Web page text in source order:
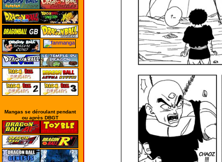
Mangas se déroulant pendant
ou après DBGT